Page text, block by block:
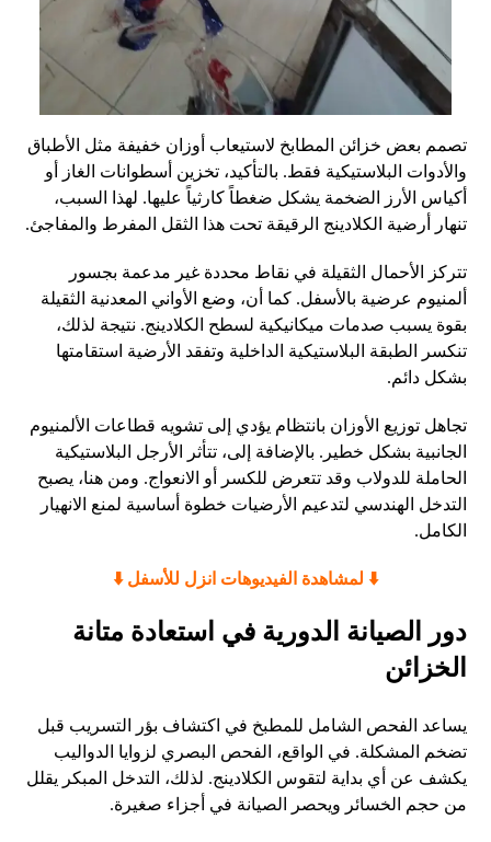
تصمم بعض خزائن المطابخ لاستيعاب أوزان خفيفة مثل الأطباق
والأدوات البلاستيكية فقط. بالتأكيد، تخزين أسطوانات الغاز أو
أكياس الأرز الضخمة يشكل ضغطاً كارثياً عليها. لهذا السبب،
تنهار أرضية الكلادينج الرقيقة تحت هذا الثقل المفرط والمفاجئ.
تتركز الأحمال الثقيلة في نقاط محددة غير مدعمة بجسور
ألمنيوم عرضية بالأسفل. كما أن، وضع الأواني المعدنية الثقيلة
بقوة يسبب صدمات ميكانيكية لسطح الكلادينج. نتيجة لذلك،
تنكسر الطبقة البلاستيكية الداخلية وتفقد الأرضية استقامتها
بشكل دائم.
تجاهل توزيع الأوزان بانتظام يؤدي إلى تشويه قطاعات الألمنيوم
الجانبية بشكل خطير. بالإضافة إلى، تتأثر الأرجل البلاستيكية
الحاملة للدولاب وقد تتعرض للكسر أو الانعواج. ومن هنا، يصبح
التدخل الهندسي لتدعيم الأرضيات خطوة أساسية لمنع الانهيار
الكامل.
​⬇️ لمشاهدة الفيديوهات انزل للأسفل ⬇️
دور الصيانة الدورية في استعادة متانة
الخزائن
يساعد الفحص الشامل للمطبخ في اكتشاف بؤر التسريب قبل
تضخم المشكلة. في الواقع، الفحص البصري لزوايا الدواليب
يكشف عن أي بداية لتقوس الكلادينج. لذلك، التدخل المبكر يقلل
من حجم الخسائر ويحصر الصيانة في أجزاء صغيرة.